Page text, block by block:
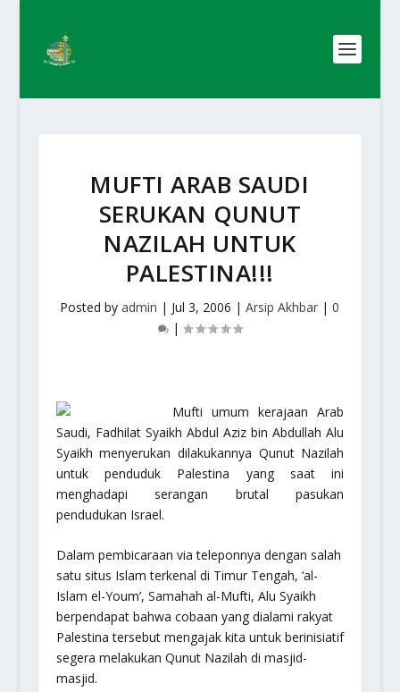
MUFTI ARAB SAUDI
SERUKAN QUNUT
NAZILAH UNTUK
PALESTINA!!!
Posted byadmin | Jul 3, 2006 |Arsip Akhbar |0
|
Mufti umum kerajaan Arab
Saudi, Fadhilat Syaikh Abdul Aziz bin Abdullah Alu
Syaikh menyerukan dilakukannya Qunut Nazilah
untuk penduduk Palestina yang saat ini
menghadapi serangan brutal pasukan
pendudukan Israel.
Dalam pembicaraan via teleponnya dengan salah
satu situs Islam terkenal di Timur Tengah, ‘al-
Islam el-Youm’, Samahah al-Mufti, Alu Syaikh
berpendapat bahwa cobaan yang dialami rakyat
Palestina tersebut mengajak kita untuk berinisiatif
segera melakukan Qunut Nazilah di masjid-
masjid.